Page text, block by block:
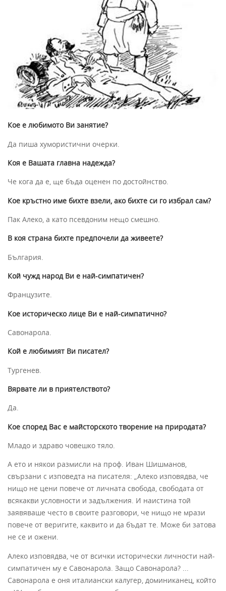
Кое е любимото Ви занятие?
Да пиша хумористични очерки.
Коя е Вашата главна надежда?
Че кога да е, ще бъда оценен по достойнство.
Кое кръстно име бихте взели, ако бихте си го избрал сам?
Пак Алеко, а като псевдоним нещо смешно.
В коя страна бихте предпочели да живеете?
България.
Кой чужд народ Ви е най-симпатичен?
Французите.
Кое историческо лице Ви е най-симпатично?
Савонарола.
Кой е любимият Ви писател?
Тургенев.
Вярвате ли в приятелството?
Да.
Кое според Вас е майсторското творение на природата?
Младо и здраво човешко тяло.
А ето и някои размисли на проф. Иван Шишманов,
свързани с изповедта на писателя: „Алеко изповядва, че
нищо не цени повече от личната свобода, свободата от
всякакви условности и задължения. И наистина той
заявяваше често в своите разговори, че нищо не мрази
повече от веригите, каквито и да бъдат те. Може би затова
не се и ожени.
Алеко изповядва, че от всички исторически личности най-
симпатичен му е Савонарола. Защо Савонарола? ...
Савонарола е оня италиански калугер, доминиканец, който